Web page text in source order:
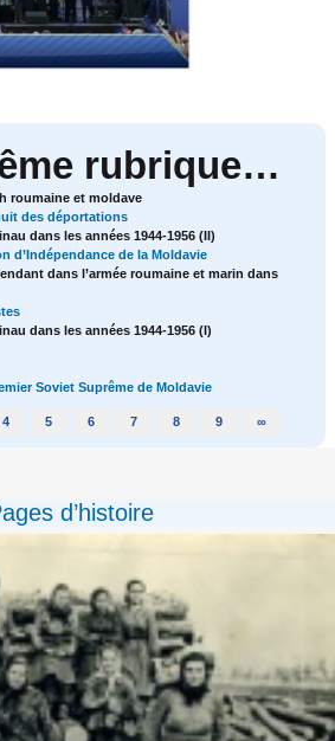
rubrique…
roumaine et moldave
des déportations
dans les années 1944-1956 (II)
d’Indépendance de la Moldavie
dans l’armée roumaine et marin dans
dans les années 1944-1956 (I)
Soviet Suprême de Moldavie
4 5 6 7 8 9 ∞
d’histoire